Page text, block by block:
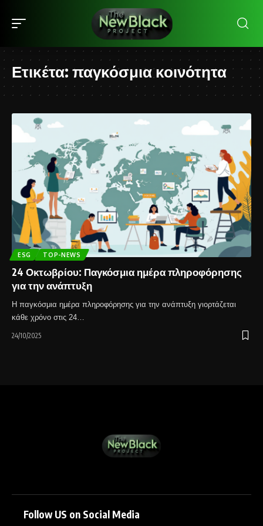
Ετικέτα: παγκόσμια κοινότητα
ESG TOP-NEWS
24 Οκτωβρίου: Παγκόσμια ημέρα πληροφόρησης
για την ανάπτυξη
Η παγκόσμια ημέρα πληροφόρησης για την ανάπτυξη γιορτάζεται
κάθε χρόνο στις 24…
24/10/2025
Follow US on Social Media